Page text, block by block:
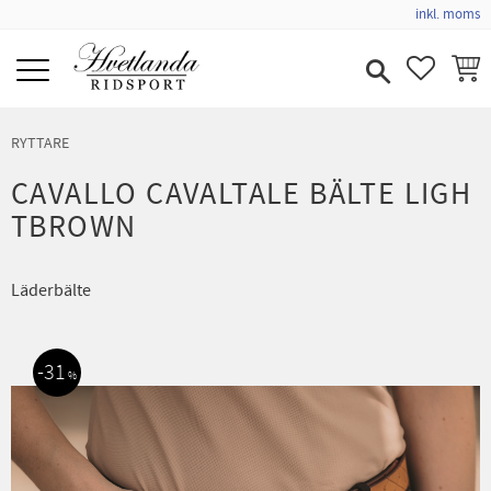
inkl. moms
RYTTARE
CAVALLO CAVALTALE BÄLTE LIGH
TBROWN
Läderbälte
31 %